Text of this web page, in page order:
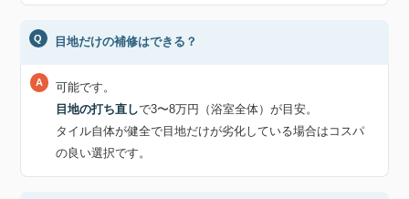
目地だけの補修はできる？
可能です。
目地の打ち直しで3〜8万円（浴室全体）が目安。
タイル自体が健全で目地だけが劣化している場合はコスパ
の良い選択です。